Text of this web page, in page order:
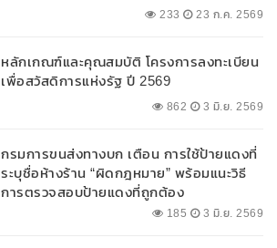
233 23 ก.ค. 2569
หลักเกณฑ์และคุณสมบัติ โครงการลงทะเบียน
เพื่อสวัสดิการแห่งรัฐ ปี 2569
862 3 มิ.ย. 2569
กรมการขนส่งทางบก เตือน การใช้ป้ายแดงที่
ระบุชื่อห้างร้าน “ผิดกฎหมาย” พร้อมแนะวิธี
การตรวจสอบป้ายแดงที่ถูกต้อง
185 3 มิ.ย. 2569